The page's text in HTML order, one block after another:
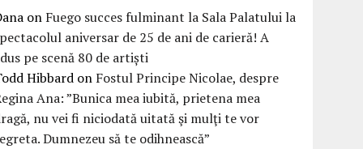
on Fuego succes fulminant la Sala Palatului la
aniversar de 25 de ani de carieră! A
pe scenă 80 de artiști
Hibbard on Fostul Principe Nicolae, despre
Ana: ”Bunica mea iubită, prietena mea
nu vei fi niciodată uitată şi mulţi te vor
Dumnezeu să te odihnească”